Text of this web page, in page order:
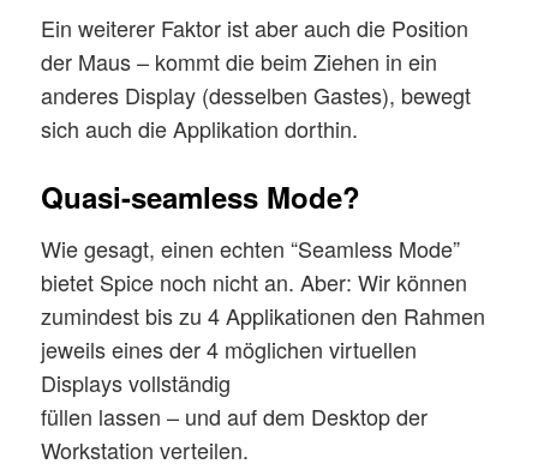
Ein weiterer Faktor ist aber auch die Position
der Maus – kommt die beim Ziehen in ein
anderes Display (desselben Gastes), bewegt
sich auch die Applikation dorthin.
Quasi-seamless Mode?
Wie gesagt, einen echten “Seamless Mode”
bietet Spice noch nicht an. Aber: Wir können
zumindest bis zu 4 Applikationen den Rahmen
jeweils eines der 4 möglichen virtuellen
Displays vollständig
füllen lassen – und auf dem Desktop der
Workstation verteilen.